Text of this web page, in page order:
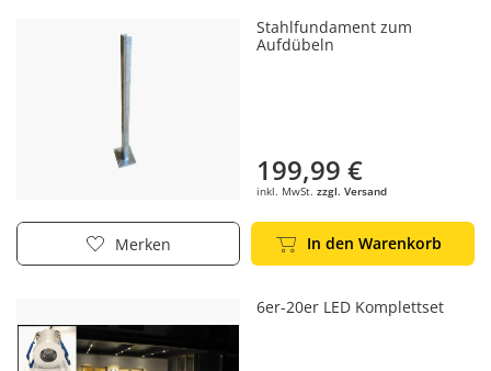
Stahlfundament zum
Aufdübeln
199,99 €
inkl. MwSt. zzgl. Versand
Merken In den Warenkorb
6er-20er LED Komplettset